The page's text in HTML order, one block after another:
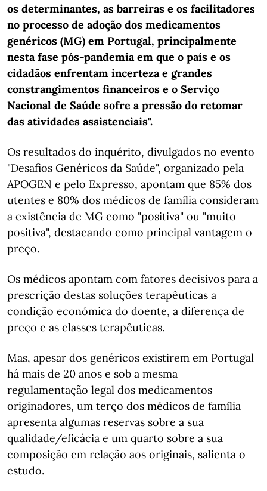
os determinantes, as barreiras e os facilitadores
no processo de adoção dos medicamentos
genéricos (MG) em Portugal, principalmente
nesta fase pós-pandemia em que o país e os
cidadãos enfrentam incerteza e grandes
constrangimentos financeiros e o Serviço
Nacional de Saúde sofre a pressão do retomar
das atividades assistenciais".
Os resultados do inquérito, divulgados no evento
"Desafios Genéricos da Saúde", organizado pela
APOGEN e pelo Expresso, apontam que 85% dos
utentes e 80% dos médicos de família consideram
a existência de MG como "positiva" ou "muito
positiva", destacando como principal vantagem o
preço.
Os médicos apontam com fatores decisivos para a
prescrição destas soluções terapêuticas a
condição económica do doente, a diferença de
preço e as classes terapêuticas.
Mas, apesar dos genéricos existirem em Portugal
há mais de 20 anos e sob a mesma
regulamentação legal dos medicamentos
originadores, um terço dos médicos de família
apresenta algumas reservas sobre a sua
qualidade/eficácia e um quarto sobre a sua
composição em relação aos originais, salienta o
estudo.